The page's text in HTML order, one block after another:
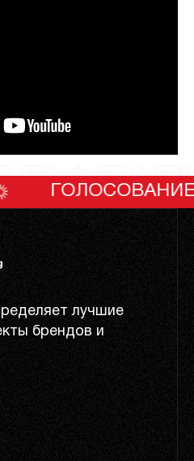
*
лучшие
брендов и